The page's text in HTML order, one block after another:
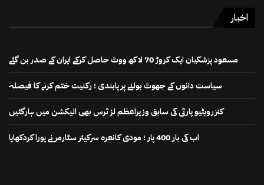
اخبار
مسعود پزشکیان ایک کروڑ 70 لاکھ ووٹ حاصل کرکے ایران کے صدر بن گئے
سیاست دانوں کے جھوٹ بولنے پر پابندی ؛ رکنیت ختم کرنے کا فیصلہ
کنزرویٹیو پارٹی کی سابق وزیراعظم لز ٹرس بھی الیکشن میں ہارگئیں
اب کی بار 400 پار ؛ مودی کانعرہ سرکیئر سٹارمر نے پورا کردکھایا